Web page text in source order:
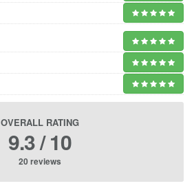
OVERALL RATING
9.3 / 10
20 reviews